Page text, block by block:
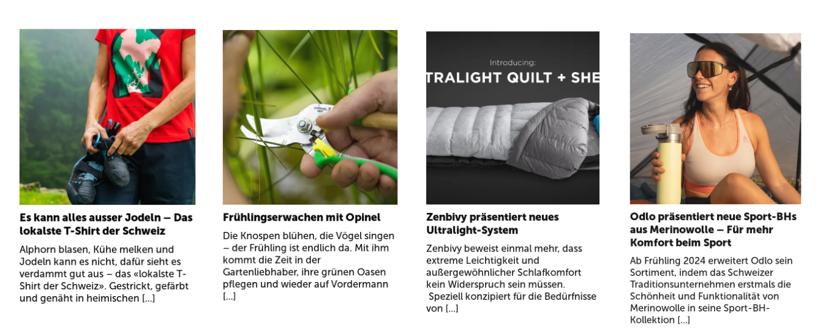
Es kann alles ausser Jodeln – Das
lokalste T-Shirt der Schweiz
Alphorn blasen, Kühe melken und
Jodeln kann es nicht, dafür sieht es
verdammt gut aus – das «lokalste T-
Shirt der Schweiz». Gestrickt, gefärbt
und genäht in heimischen [...]
Frühlingserwachen mit Opinel
Die Knospen blühen, die Vögel singen
– der Frühling ist endlich da. Mit ihm
kommt die Zeit in der
Gartenliebhaber, ihre grünen Oasen
pflegen und wieder auf Vordermann
[...]
Zenbivy präsentiert neues
Ultralight-System
Zenbivy beweist einmal mehr, dass
extreme Leichtigkeit und
außergewöhnlicher Schlafkomfort
kein Widerspruch sein müssen.
Speziell konzipiert für die Bedürfnisse
von [...]
Odlo präsentiert neue Sport-BHs
aus Merinowolle – Für mehr
Komfort beim Sport
Ab Frühling 2024 erweitert Odlo sein
Sortiment, indem das Schweizer
Traditionsunternehmen erstmals die
Schönheit und Funktionalität von
Merinowolle in seine Sport-BH-
Kollektion [...]